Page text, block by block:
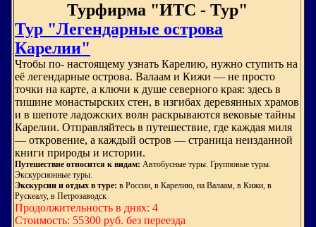
Турфирма "ИТС - Тур"
Тур "Легендарные острова
Карелии"
Чтобы по‑ настоящему узнать Карелию, нужно ступить на
её легендарные острова. Валаам и Кижи — не просто
точки на карте, а ключи к душе северного края: здесь в
тишине монастырских стен, в изгибах деревянных храмов
и в шепоте ладожских волн раскрываются вековые тайны
Карелии. Отправляйтесь в путешествие, где каждая миля
— откровение, а каждый остров — страница неизданной
книги природы и истории.
Путешествие относится к видам: Автобусные туры. Групповые туры.
Экскурсионные туры.
Экскурсии и отдых в туре: в России, в Карелию, на Валаам, в Кижи, в
Рускеалу, в Петрозаводск
Продолжительность в днях: 4
Стоимость: 55300 руб. без переезда